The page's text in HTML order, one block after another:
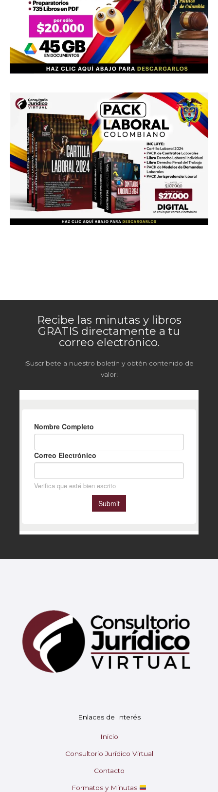
Recibe las minutas y libros
GRATIS directamente a tu
correo electrónico.
¡Suscríbete a nuestro boletín y obtén contenido de
valor!
Enlaces de Interés
Inicio
Consultorio Jurídico Virtual
Contacto
Formatos y Minutas
Soy Mary tu asistente virtual.